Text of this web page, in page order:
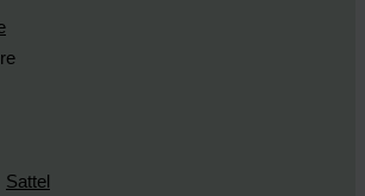
Sattel